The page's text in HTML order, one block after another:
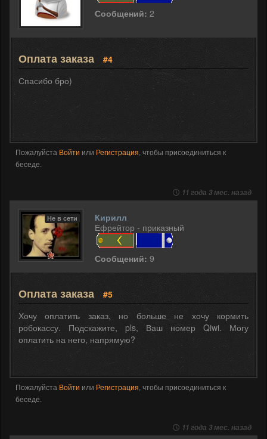
Сообщений: 2
Оплата заказа
#4
Спасибо бро)
Пожалуйста Войти или Регистрация, чтобы присоединиться к
беседе.
11 года 3 мес. назад
Не в сети
Кирилл
Ефрейтор - приказный
Сообщений: 9
Оплата заказа
#5
Хочу оплатить заказ, но больше не хочу кормить
робокассу. Подскажите, pls, Ваш номер Qiwi. Могу
оплатить на него, напрямую?
Пожалуйста Войти или Регистрация, чтобы присоединиться к
беседе.
11 года 3 мес. назад